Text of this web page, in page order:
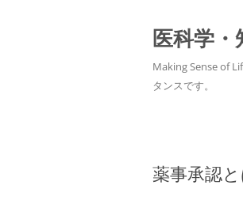
医科学
Making Sense of
タンスです。
薬事承認